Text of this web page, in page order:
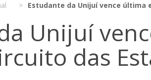
Estudante da Unijuí vence última
Unijuí
das